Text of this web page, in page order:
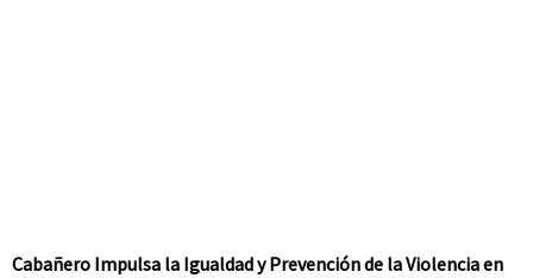
Cabañero Impulsa la Igualdad y Prevención de la Violencia en